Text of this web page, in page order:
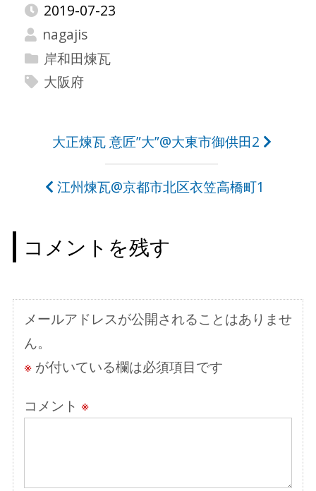
2019-07-23
nagajis
岸和田煉瓦
大阪府
ビ
ゲ
シ
ョ
ン
大正煉瓦 意匠”大”@大東市御供田2
江州煉瓦@京都市北区衣笠高橋町1
コメントを残す
メールアドレスが公開されることはありませ
ん。
※が付いている欄は必須項目です
コメント ※